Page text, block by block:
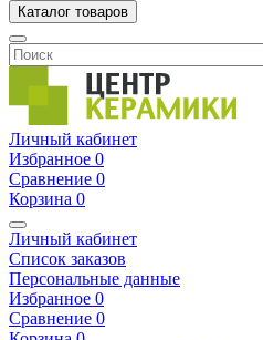
Каталог товаров
Личный кабинет
Избранное 0
Сравнение 0
Корзина 0
Личный кабинет
Список заказов
Персональные данные
Избранное 0
Сравнение 0